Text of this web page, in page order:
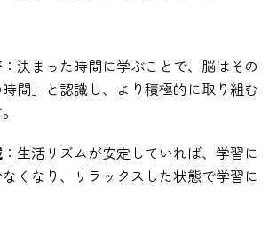
：決まった時間に学ぶことで、脳はその
間」と認識し、より積極的に取り組む
：生活リズムが安定していれば、学習に
くなり、リラックスした状態で学習に